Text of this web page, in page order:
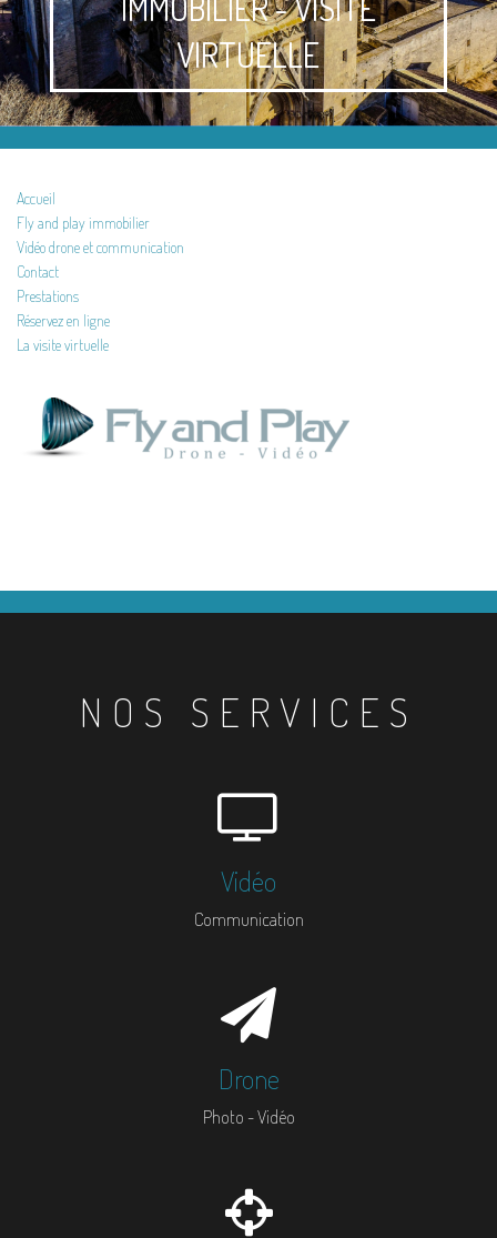
VIRTUELLE
Accueil
Fly and play immobilier
Vidéo drone et communication
Contact
Prestations
Réservez en ligne
La visite virtuelle
NOS SERVICES
Vidéo
Communication
Drone
Photo - Vidéo